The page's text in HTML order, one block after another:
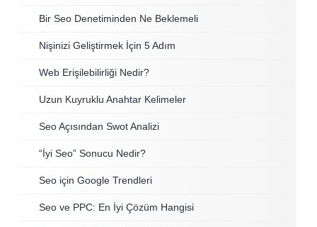
Bir Seo Denetiminden Ne Beklemeli
Nişinizi Geliştirmek İçin 5 Adım
Web Erişilebilirliği Nedir?
Uzun Kuyruklu Anahtar Kelimeler
Seo Açısından Swot Analizi
“İyi Seo” Sonucu Nedir?
Seo için Google Trendleri
Seo ve PPC: En İyi Çözüm Hangisi